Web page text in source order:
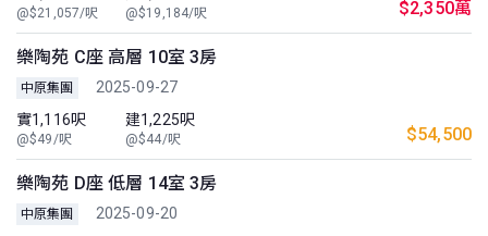
@$21,057/呎 @$19,184/呎 $2,350萬
樂陶苑 C座 高層 10室 3房
中原集團
2025-09-27
實1,116呎
@$49/呎
建1,225呎
@$44/呎 $54,500
樂陶苑 D座 低層 14室 3房
中原集團
2025-09-20